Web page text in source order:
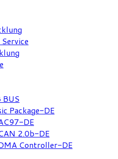
BUS
Package-DE
DE
2.0b-DE
Controller-DE